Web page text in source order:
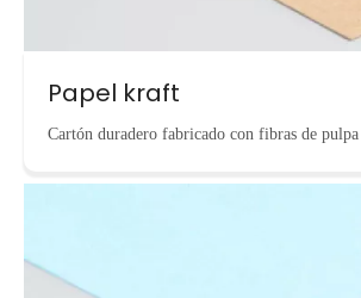
Papel kraft
Cartón duradero fabricado con fibras de